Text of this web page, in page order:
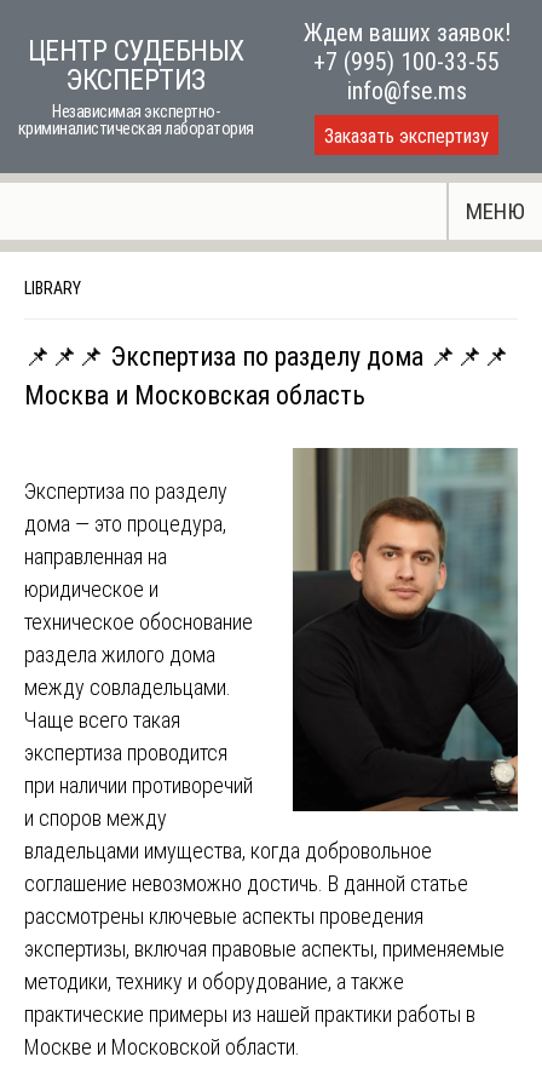
ЦЕНТР СУДЕБНЫХ
ЭКСПЕРТИЗ
Независимая экспертно-
криминалистическая лаборатория
Ждем ваших заявок!
+7 (995) 100-33-55
info@fse.ms
Заказать экспертизу
МЕНЮ
LIBRARY
📌📌📌 Экспертиза по разделу дома 📌📌📌
Москва и Московская область
Экспертиза по разделу
дома — это процедура,
направленная на
юридическое и
техническое обоснование
раздела жилого дома
между совладельцами.
Чаще всего такая
экспертиза проводится
при наличии противоречий
и споров между
владельцами имущества, когда добровольное
соглашение невозможно достичь. В данной статье
рассмотрены ключевые аспекты проведения
экспертизы, включая правовые аспекты, применяемые
методики, технику и оборудование, а также
практические примеры из нашей практики работы в
Москве и Московской области.